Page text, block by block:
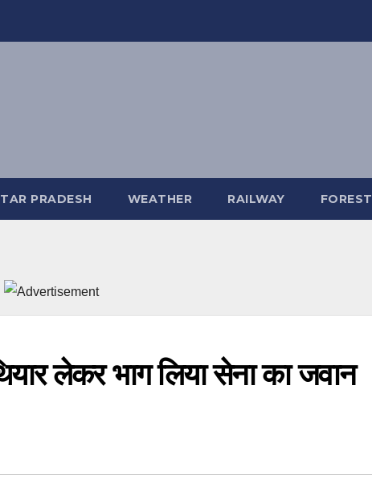
PRADESH WEATHER RAILWAY FOREST
लेकर भाग लिया सेना का जवान